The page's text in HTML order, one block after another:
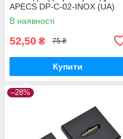
APECS DP-C-02-INOX (UA)
В наявності
52,50 ₴ 75 ₴
Купити
–28%